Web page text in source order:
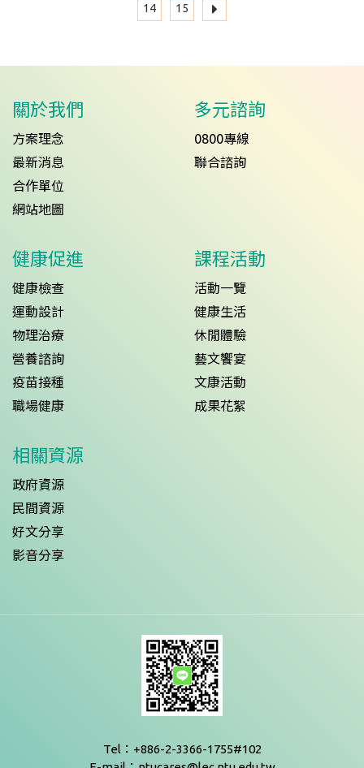
14 15
關於我們
方案理念
最新消息
合作單位
網站地圖
多元諮詢
0800專線
聯合諮詢
健康促進
健康檢查
運動設計
物理治療
營養諮詢
疫苗接種
職場健康
課程活動
活動一覽
健康生活
休閒體驗
藝文饗宴
文康活動
成果花絮
相關資源
政府資源
民間資源
好文分享
影音分享
Tel：+886-2-3366-1755#102